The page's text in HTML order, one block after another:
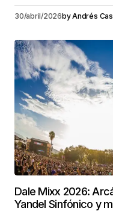
30/abril/2026byAndrés
Dale Mixx 2026:
Yandel Sinfónico y